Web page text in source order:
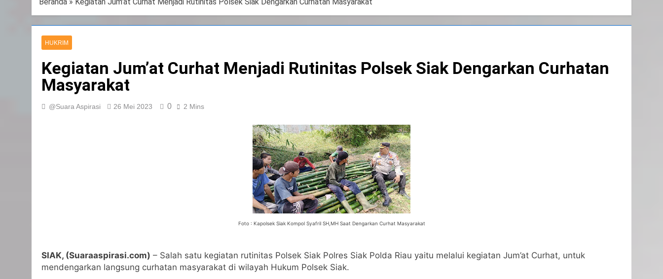
Beranda » Kegiatan Jum’at Curhat Menjadi Rutinitas Polsek Siak Dengarkan Curhatan Masyarakat
HUKRIM
Kegiatan Jum’at Curhat Menjadi Rutinitas Polsek Siak Dengarkan Curhatan
Masyarakat
@Suara Aspirasi 26 Mei 2023 0 2 Mins
Foto : Kapolsek Siak Kompol Syafril SH,MH Saat Dengarkan Curhat Masyarakat
SIAK, (Suaraaspirasi.com) – Salah satu kegiatan rutinitas Polsek Siak Polres Siak Polda Riau yaitu melalui kegiatan Jum’at Curhat, untuk
mendengarkan langsung curhatan masyarakat di wilayah Hukum Polsek Siak.